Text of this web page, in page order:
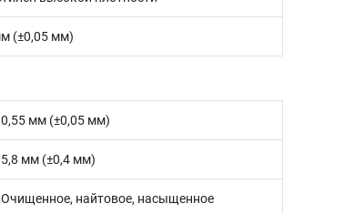
(±0,05 мм)
0,55 мм (±0,05 мм)
5,8 мм (±0,4 мм)
Очищенное, найтовое, насыщенное